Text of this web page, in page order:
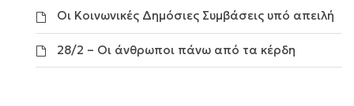
Οι Κοινωνικές Δημόσιες Συμβάσεις υπό απειλή
28/2 – Οι άνθρωποι πάνω από τα κέρδη